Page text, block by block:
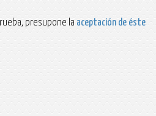
presupone la aceptación de éste